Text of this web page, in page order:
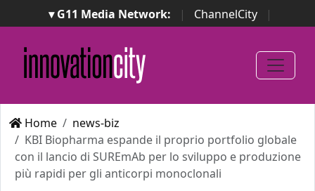
▾ G11 Media Network: | ChannelCity
|
ImpresaCity | SecurityOpenLab | Italian Channel
Awards
Italian Project Awards
Italian Security
Awards
Home
news-biz
KBI Biopharma espande il proprio portfolio globale
con il lancio di SUREmAb per lo sviluppo e produzione
più rapidi per gli anticorpi monoclonali